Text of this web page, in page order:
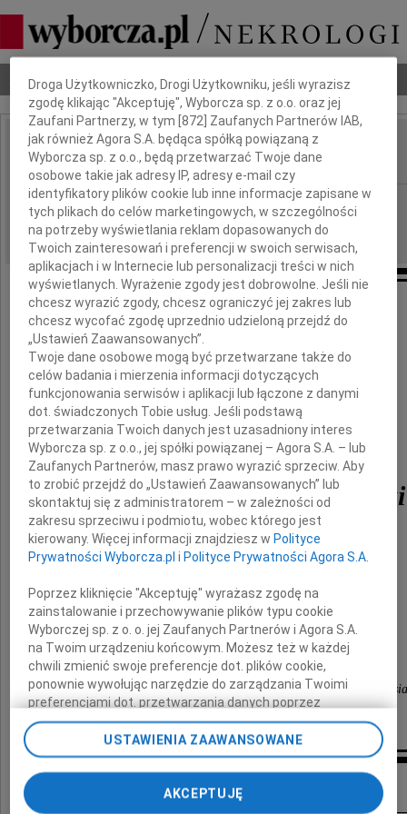
Nekrologi Odeszli Poradnik pogrzebowy
IMIĘ I NAZWISKO: Krzysztof Baranowski
REGION: Warszawa
DATA EMISJI: 12.03.2025
8 marca 2025 roku w wieku 78 lat
po ciężkiej chorobie zmarł
Krzysztof Baranowski
Ukochany Mąż, Tata, Dziadek i Teść.
Nie możemy w to uwierzyć.
Pogrążeni w głębokim smutku i rozpaczy
Żona Halina, córka Dominika, syn Bartek, synowa
Kondolencje
Dbamy o Twoją prywatność
Droga Użytkowniczko, Drogi Użytkowniku, jeśli wyrazisz
zgodę klikając "Akceptuję", Wyborcza sp. z o.o. oraz jej
Zaufani Partnerzy, w tym [872 ] Zaufanych Partnerów IAB,
jak również Agora S.A. będąca spółką powiązaną z
Wyborcza sp. z o.o., będą przetwarzać Twoje dane
osobowe takie jak adresy IP, adresy e-mail czy
identyfikatory plików cookie lub inne informacje zapisane w
tych plikach do celów marketingowych, w szczególności
na potrzeby wyświetlania reklam dopasowanych do
Twoich zainteresowań i preferencji w swoich serwisach,
aplikacjach i w Internecie lub personalizacji treści w nich
wyświetlanych. Wyrażenie zgody jest dobrowolne. Jeśli nie
chcesz wyrazić zgody, chcesz ograniczyć jej zakres lub
chcesz wycofać zgodę uprzednio udzieloną przejdź do
„Ustawień Zaawansowanych”.
Twoje dane osobowe mogą być przetwarzane także do
celów badania i mierzenia informacji dotyczących
funkcjonowania serwisów i aplikacji lub łączone z danymi
dot. świadczonych Tobie usług. Jeśli podstawą
przetwarzania Twoich danych jest uzasadniony interes
Wyborcza sp. z o.o., jej spółki powiązanej – Agora S.A. – lub
Zaufanych Partnerów, masz prawo wyrazić sprzeciw. Aby
to zrobić przejdź do „Ustawień Zaawansowanych” lub
skontaktuj się z administratorem – w zależności od
zakresu sprzeciwu i podmiotu, wobec którego jest
kierowany. Więcej informacji znajdziesz w Polityce
Prywatności Wyborcza.pl i Polityce Prywatności Agora S.A.
Poprzez kliknięcie "Akceptuję" wyrażasz zgodę na
zainstalowanie i przechowywanie plików typu cookie
Wyborczej sp. z o. o. jej Zaufanych Partnerów i Agora S.A.
na Twoim urządzeniu końcowym. Możesz też w każdej
chwili zmienić swoje preferencje dot. plików cookie,
ponownie wywołując narzędzie do zarządzania Twoimi
preferencjami dot. przetwarzania danych poprzez
odnośnik „Ustawienia prywatności” w stopce serwisu i
przechodząc do sekcji „Ustawienia zaawansowane”.
Zmiana ustawień plików cookie możliwa jest także za
pomocą ustawień przeglądarki.
USTAWIENIA ZAAWANSOWANE
AKCEPTUJĘ